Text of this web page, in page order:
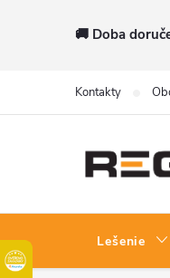
🚚 Doba
Kontakty
Lešenie